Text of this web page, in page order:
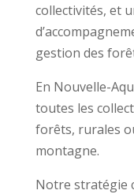
collectivités, et
gestion des
En Nouvelle-
toutes les
forêts, rurales
montagne.
Notre stratégie